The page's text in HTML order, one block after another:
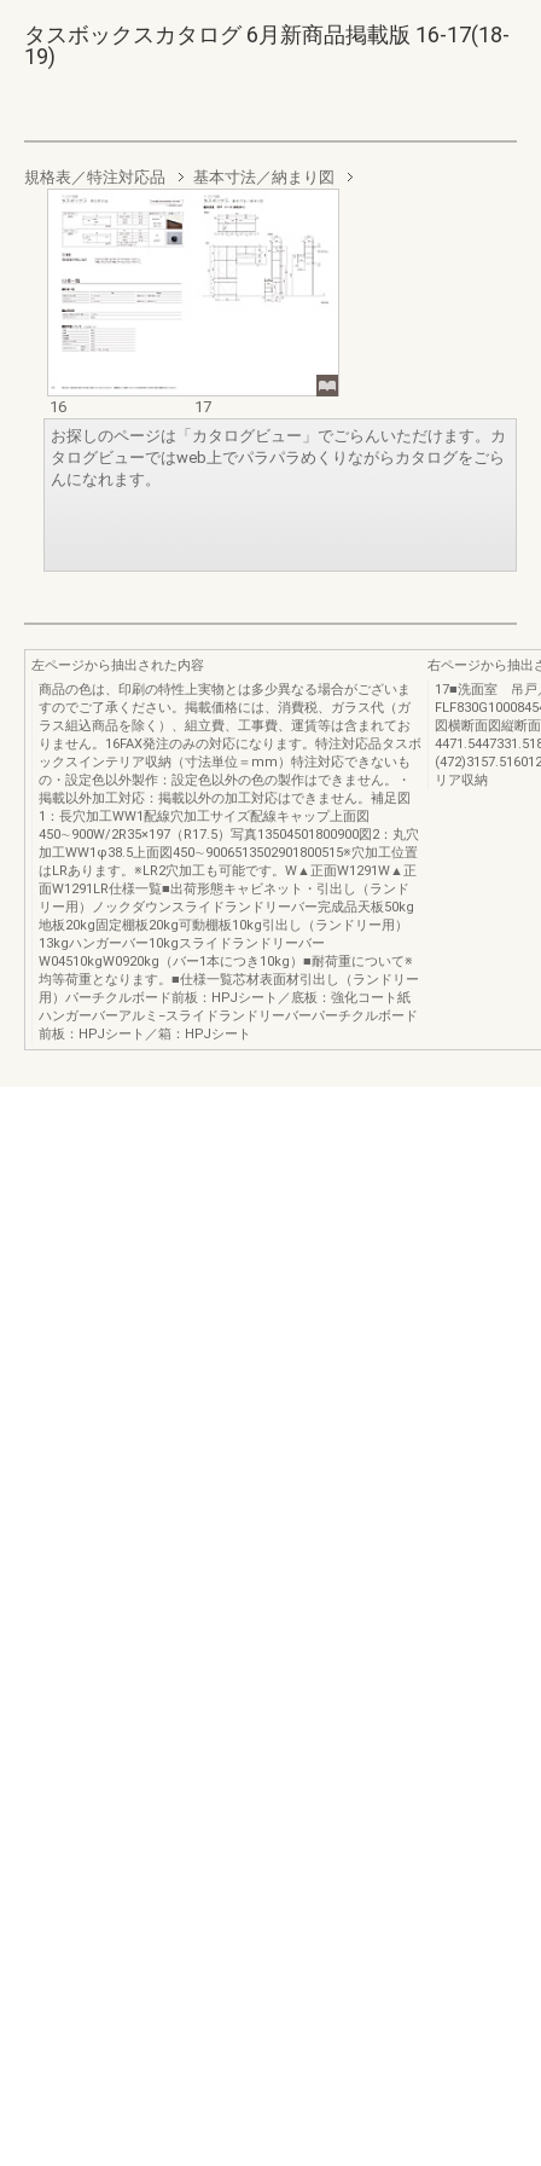
タスボックスカタログ 6月新商品掲載版 16-17(18-
19)
規格表／特注対応品 基本寸法／納まり図
16
17
お探しのページは「カタログビュー」でごらんいただけます。カ
タログビューではweb上でパラパラめくりながらカタログをごら
んになれます。
左ページから抽出された内容
商品の色は、印刷の特性上実物とは多少異なる場合がございま
すのでご了承ください。掲載価格には、消費税、ガラス代（ガ
ラス組込商品を除く）、組立費、工事費、運賃等は含まれてお
りません。16FAX発注のみの対応になります。特注対応品タスボ
ックスインテリア収納（寸法単位＝mm）特注対応できないも
の・設定色以外製作：設定色以外の色の製作はできません。・
掲載以外加工対応：掲載以外の加工対応はできません。補足図
1：長穴加工WW1配線穴加工サイズ配線キャップ上面図
450∼900W/2R35×197（R17.5）写真13504501800900図2：丸穴
加工WW1φ38.5上面図450∼9006513502901800515※穴加工位置
はLRあります。※LR2穴加工も可能です。W▲正面W1291W▲正
面W1291LR仕様一覧■出荷形態キャビネット・引出し（ランド
リー用）ノックダウンスライドランドリーバー完成品天板50kg
地板20kg固定棚板20kg可動棚板10kg引出し（ランドリー用）
13kgハンガーバー10kgスライドランドリーバー
W04510kgW0920kg（バー1本につき10kg）■耐荷重について※
均等荷重となります。■仕様一覧芯材表面材引出し（ランドリー
用）パーチクルボード前板：HPJシート／底板：強化コート紙
ハンガーバーアルミ−スライドランドリーバーパーチクルボード
前板：HPJシート／箱：HPJシート
右ページから抽出
17■洗面室 吊戸
図横断面図縦断
リア収納